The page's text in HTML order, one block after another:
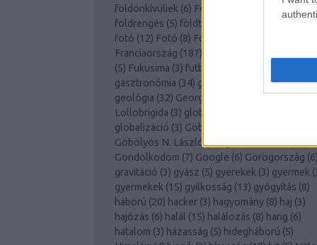
földönkívüliek (6) Földrajz
földrengés (5) földtörténet
fotó (12) Fotó (8) Fotográfia
Franciaország (187)
(5) Fukusima (3) futball
gasztronómia (34) gazdaság genetika(13
geológia (32) George Orwell
Lollobrigida (3) globális felmelegedés
globalizáció (3) Göbölyösné Németh Mária
Göbölyös N. László
Gondolkodom (7) Google (6) Görögország (6)
gravitáció (3) gyász (5) gyerekek (3) gyermek (
gyermekek (15) gyilkosság (13) gyógyítás (8)
háború (20) hacker (3) hagyomány (8) haj (3)
hajózás (6) halál (15) halálozás (8) hang (6)
hatalom (3) házasság (5) hidegháború (5)